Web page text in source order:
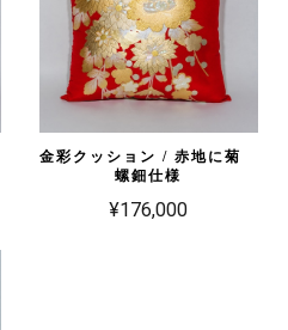
金彩クッション / 赤地に菊
螺鈿仕様
¥176,000